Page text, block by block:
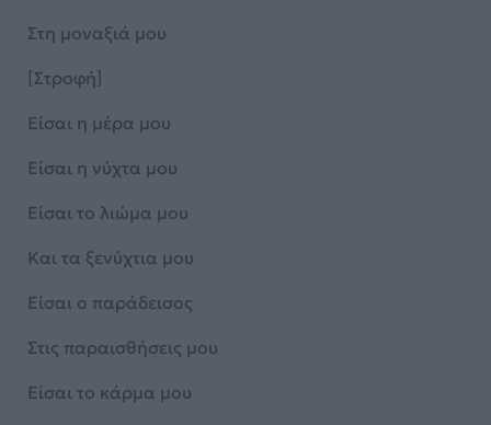
Στη μοναξιά μου
[Στροφή]
Είσαι η μέρα μου
Είσαι η νύχτα μου
Είσαι το λιώμα μου
Και τα ξενύχτια μου
Είσαι ο παράδεισος
Στις παραισθήσεις μου
Είσαι το κάρμα μου